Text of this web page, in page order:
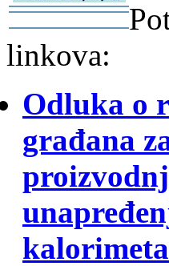
-
linkova:
Odluka o
građana